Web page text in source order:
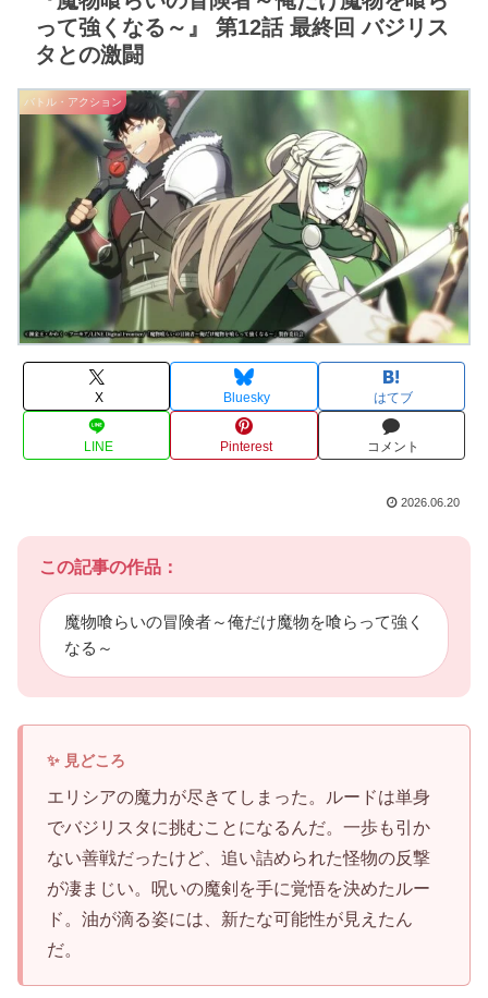
って強くなる～』 第12話 最終回 バジリス
タとの激闘
バトル・アクション
X Bluesky はてブ
LINE Pinterest コメント
2026.06.20
この記事の作品：
魔物喰らいの冒険者～俺だけ魔物を喰らって強く
なる～
エリシアの魔力が尽きてしまった。ルードは単身
でバジリスタに挑むことになるんだ。一歩も引か
ない善戦だったけど、追い詰められた怪物の反撃
が凄まじい。呪いの魔剣を手に覚悟を決めたルー
ド。油が滴る姿には、新たな可能性が見えたん
だ。